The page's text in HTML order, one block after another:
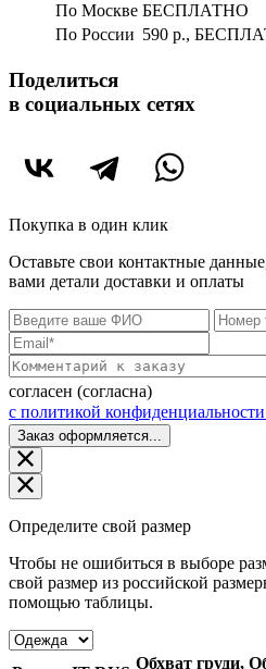
По Москве БЕСПЛАТНО
По России 590 р.,
Поделиться
в социальных сетях
Покупка в один клик
Оставьте свои контактные
вами детали доставки и оплаты
согласен (согласна)
c политикой
Заказ оформляется...
Определите свой размер
Чтобы не ошибиться в выборе
свой размер из российской
помощью таблицы.
Обхват груди,